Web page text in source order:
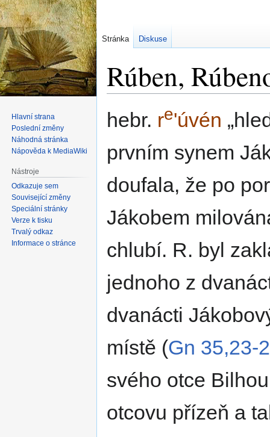
Rúben,
Skočit
na
Skočit
nahebr. re'úvén
prvním synem
doufala, že po
Jákobem
chlubí. R. byl
jednoho z
dvanácti
místě (Gn 35,23-
svého otce
otcovu přízeň a
Stránka Diskuse
Hlavní strana
Poslední změny
Náhodná stránka
Nápověda k MediaWiki
Nástroje
Odkazuje sem
Související změny
Speciální stránky
Verze k tisku
Trvalý odkaz
Informace o stránce